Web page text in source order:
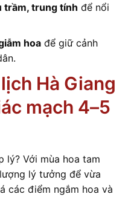
trầm, trung tính để nổi
hoađể giữ cảnh
Hà Giang
mạch 4–5
lý? Với mùa hoa tam
lý tưởng để vừa
các điểm ngắm hoa và